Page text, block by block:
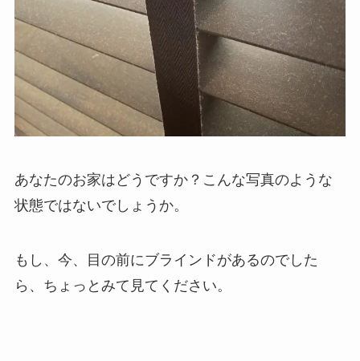
あなたのお家はどうですか？こんな写真のような
状態ではないでしょうか。
もし、今、目の前にブラインドがあるのでした
ら、ちょっとみて見てください。